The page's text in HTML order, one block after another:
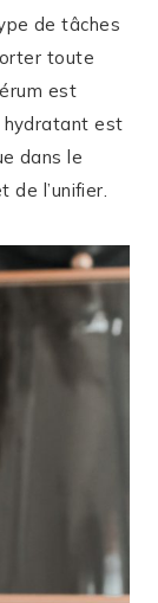
de tâches
toute
est
hydratant est
dans le
de l’unifier.